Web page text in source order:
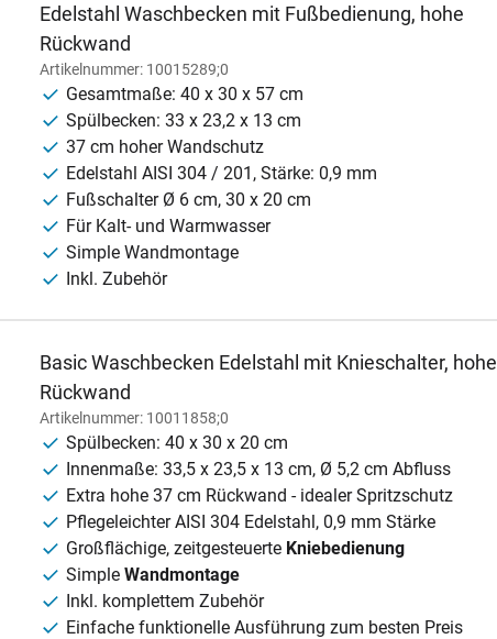
Edelstahl Waschbecken mit Fußbedienung, hohe
Rückwand
Artikelnummer: 10015289;0
Gesamtmaße: 40 x 30 x 57 cm
Spülbecken: 33 x 23,2 x 13 cm
37 cm hoher Wandschutz
Edelstahl AISI 304 / 201, Stärke: 0,9 mm
Fußschalter Ø 6 cm, 30 x 20 cm
Für Kalt- und Warmwasser
Simple Wandmontage
Inkl. Zubehör
Basic Waschbecken Edelstahl mit Knieschalter, hohe
Rückwand
Artikelnummer: 10011858;0
Spülbecken: 40 x 30 x 20 cm
Innenmaße: 33,5 x 23,5 x 13 cm, Ø 5,2 cm Abfluss
Extra hohe 37 cm Rückwand - idealer Spritzschutz
Pflegeleichter AISI 304 Edelstahl, 0,9 mm Stärke
Großflächige, zeitgesteuerte Kniebedienung
Simple Wandmontage
Inkl. komplettem Zubehör
Einfache funktionelle Ausführung zum besten Preis